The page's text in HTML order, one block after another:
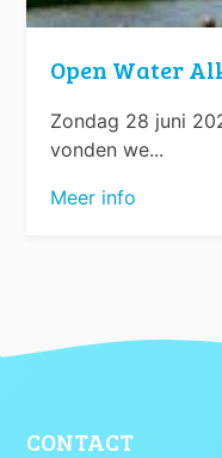
Open Water
Zondag 28 juni
vonden we...
Meer info
CONTACT